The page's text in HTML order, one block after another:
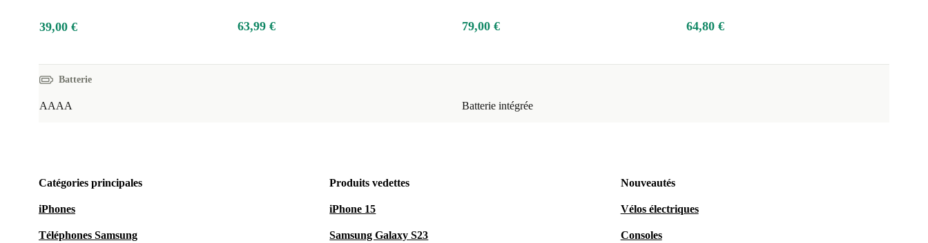
39,00 € 63,99 € 79,00 € 64,80 €
Batterie
AAAA Batterie intégrée
Catégories principales
iPhones
Téléphones Samsung
Produits vedettes
iPhone 15
Samsung Galaxy S23
Nouveautés
Vélos électriques
Consoles